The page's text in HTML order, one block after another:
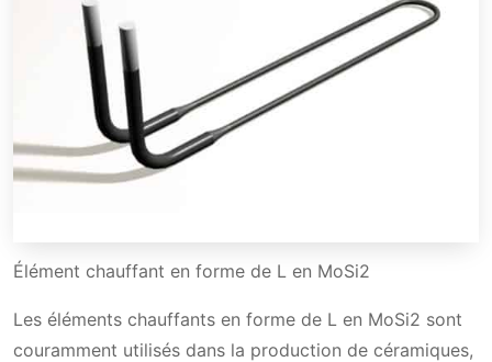
Élément chauffant en forme de L en MoSi2
Les éléments chauffants en forme de L en MoSi2 sont
couramment utilisés dans la production de céramiques,